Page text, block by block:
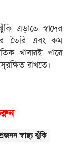
এড়াতে স্বাদের
তৈরি এবং কম
খাবারই পারে
রাখতে।
স্বাস্থ্য ঝুঁকি